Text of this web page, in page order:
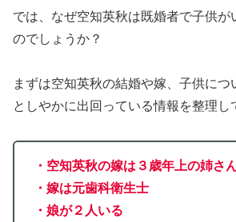
では、なぜ空知英秋は既婚者で子供が
のでしょうか？
まずは空知英秋の結婚や嫁、子供につ
としやかに出回っている情報を整理し
・空知英秋の嫁は ３歳年上の姉さ
・嫁は元歯科衛生士
・娘が２人いる